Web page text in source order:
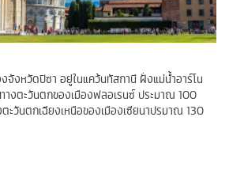
จังหวัดปิซา อยู่ในแคว้นทัสกานี ฝั่งแม่น้ำอาร์โน
างตะวันตกของเมืองฟลอเรนซ์ ประมาณ 100
ตะวันตกเฉียงเหนือของเมืองเซียนาปรมาณ 130